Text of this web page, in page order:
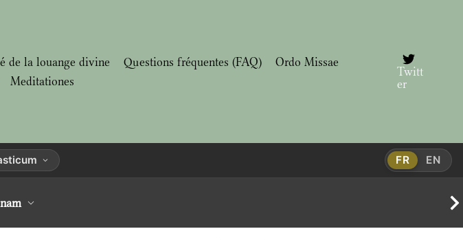
de la louange divine Questions fréquentes (FAQ)
Ordo Missae
Meditationes
Twitt
er
FR EN